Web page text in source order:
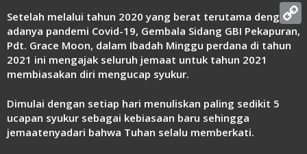
Setelah melalui tahun 2020 yang berat terutama dengan
adanya pandemi Covid-19, Gembala Sidang GBI Pekapuran,
Pdt. Grace Moon, dalam Ibadah Minggu perdana di tahun
2021 ini mengajak seluruh jemaat untuk tahun 2021
membiasakan diri mengucap syukur.
Dimulai dengan setiap hari menuliskan paling sedikit 5
ucapan syukur sebagai kebiasaan baru sehingga
jemaatenyadari bahwa Tuhan selalu memberkati.
Copy